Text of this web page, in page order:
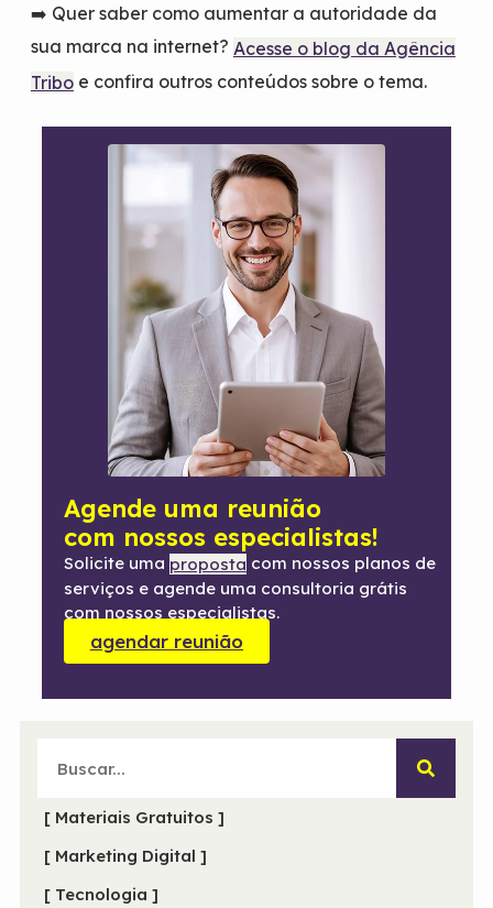
➡️ Quer saber como aumentar a autoridade da
sua marca na internet? Acesse o blog da Agência
Triboe confira outros conteúdos sobre o tema.
Agende uma reunião
com nossos especialistas!
Solicite uma proposta com nossos planos de
serviços e agende uma consultoria grátis
com nossos especialistas.
agendar reunião
[ Materiais Gratuitos ]
[ Marketing Digital ]
[ Tecnologia ]